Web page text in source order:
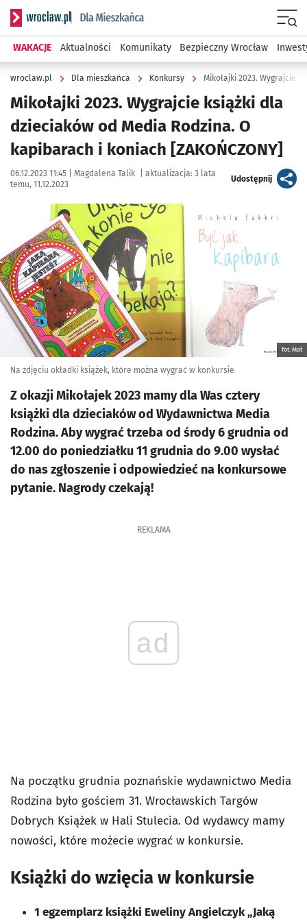
Serwis informacyjny wroclaw.pl podserwis: Dla mieszkańca
WAKACJE Aktualności Komunikaty Bezpieczny Wrocław
wroclaw.pl Dla mieszkańca Konkursy Mikołajki 2023. Wygrajcie
Mikołajki 2023. Wygrajcie książki dla
dzieciaków od Media Rodzina. O
kapibarach i koniach [ZAKOŃCZONY]
Data publikacji:
06.12.2023 11:45 | Autor:
Magdalena Talik aktualizacja: 3 lata
temu, 11.12.2023
Udostępnijartykuł
Kliknij, aby powiększyć
fot. Mat
Na zdjęciu okładki książek, które można wygrać w konkursie
Z okazji Mikołajek 2023 mamy dla Was cztery
książki dla dzieciaków od Wydawnictwa Media
Rodzina. Aby wygrać trzeba od środy 6 grudnia od
12.00 do poniedziałku 11 grudnia do 9.00 wysłać
do nas zgłoszenie i odpowiedzieć na konkursowe
pytanie. Nagrody czekają!
REKLAMA
ad
Na początku grudnia poznańskie wydawnictwo Media
Rodzina było gościem 31. Wrocławskich Targów
Dobrych Książek w Hali Stulecia. Od wydawcy mamy
nowości, które możecie wygrać w konkursie.
Książki do wzięcia w konkursie
1 egzemplarz książki Eweliny Angielczyk „Jaką